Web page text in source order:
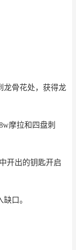
龙骨花处，获得龙
摩拉和四盘刺
开出的钥匙开启
口。